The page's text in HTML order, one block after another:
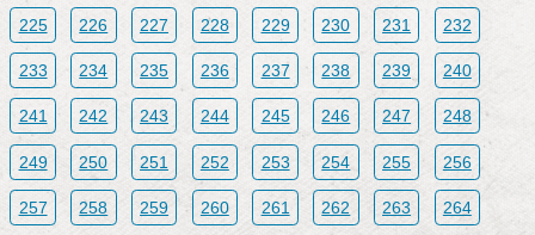
225 226 227 228 229 230 231 232
233 234 235 236 237 238 239 240
241 242 243 244 245 246 247 248
249 250 251 252 253 254 255 256
257 258 259 260 261 262 263 264